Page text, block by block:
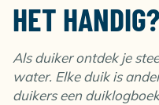
HET HANDIG?
Als duiker ontdek je
water. Elke duik is
duikers een